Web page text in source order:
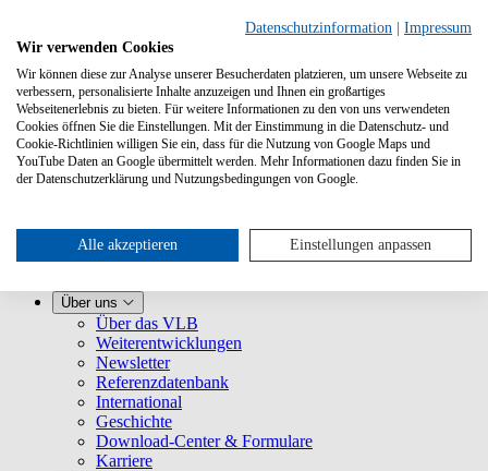
Leistungen
VLB kennenlernen
Für Selfpublisher
Für Dienstleister
Über uns
Über das VLB
Weiterentwicklungen
Newsletter
Referenzdatenbank
International
Geschichte
Download-Center & Formulare
Karriere
Datenschutzinformation
Impressum
Wir verwenden Cookies
Wir können diese zur Analyse unserer Besucherdaten platzieren, um unsere Webseite zu
verbessern, personalisierte Inhalte anzuzeigen und Ihnen ein großartiges
Webseitenerlebnis zu bieten. Für weitere Informationen zu den von uns verwendeten
Cookies öffnen Sie die Einstellungen. Mit der Einstimmung in die Datenschutz- und
Cookie-Richtlinien willigen Sie ein, dass für die Nutzung von Google Maps und
YouTube Daten an Google übermittelt werden. Mehr Informationen dazu finden Sie in
der Datenschutzerklärung und Nutzungsbedingungen von Google.
Alle akzeptieren Einstellungen anpassen